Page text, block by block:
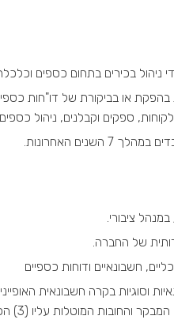
ספקים וקבלנים, ניהול כספים
ציבורי.
של החברה.
חשבונאיים ודוחות כספיים
(1) סוגיות חשבונאיות וסוגיות בקרה